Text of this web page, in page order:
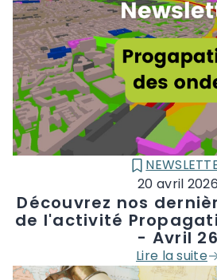
Découvrez nos
de l'activité
- Avril 26
Lire la suite
CATÉGORIE :
20 avril 2026